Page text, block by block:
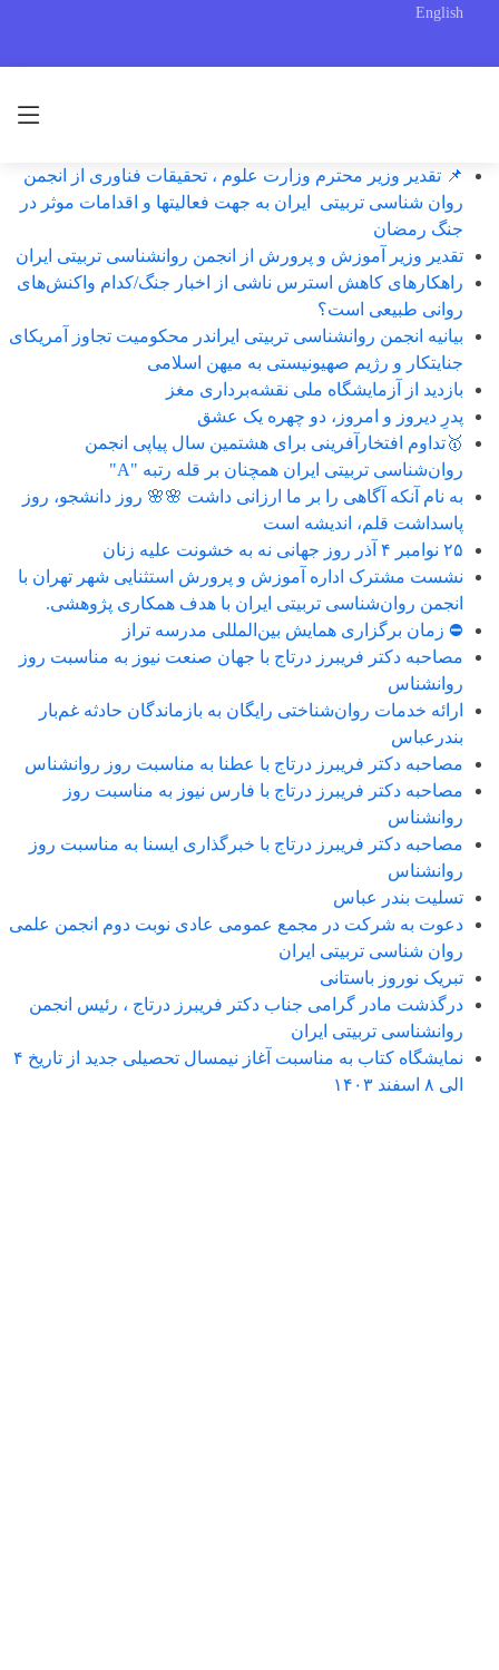
English
📌 تقدیر وزیر محترم وزارت علوم ، تحقیقات فناوری از انجمن
روان شناسی تربیتی ایران به جهت فعالیتها و اقدامات موثر در
جنگ رمضان
تقدیر وزیر آموزش و پرورش از انجمن روانشناسی تربیتی ایران
راهکارهای کاهش استرس ناشی از اخبار جنگ/کدام واکنش‌های
روانی طبیعی است؟
بیانیه انجمن روانشناسی تربیتی ایراندر محکومیت تجاوز آمریکای
جنایتکار و رژیم صهیونیستی به میهن اسلامی
بازدید از آزمایشگاه ملی نقشه‌برداری مغز
پدرِ دیروز و امروز، دو چهره یک عشق
🥇تداوم افتخارآفرینی برای هشتمین سال پیاپی انجمن
روان‌شناسی تربیتی ایران همچنان بر قله رتبه "A"
به نام آنکه آگاهی را بر ما ارزانی داشت 🌸🌸 روز دانشجو، روز
پاسداشت قلم، اندیشه است
۲۵ نوامبر ۴ آذر روز جهانی نه به خشونت علیه زنان
نشست مشترک اداره آموزش و پرورش استثنایی شهر تهران با
انجمن روان‌شناسی تربیتی ایران با هدف همکاری پژوهشی.
⛔️ زمان برگزاری همایش بین‌المللی مدرسه تراز
مصاحبه دکتر فریبرز درتاج با جهان صنعت نیوز به مناسبت روز
روانشناس
ارائه خدمات روان‌شناختی رایگان به بازماندگان حادثه غم‌بار
بندرعباس
مصاحبه دکتر فریبرز درتاج با عطنا به مناسبت روز روانشناس
مصاحبه دکتر فریبرز درتاج با فارس نیوز به مناسبت روز
روانشناس
مصاحبه دکتر فریبرز درتاج با خبرگذاری ایسنا به مناسبت روز
روانشناس
تسلیت بندر عباس
دعوت به شرکت در مجمع عمومی عادی نوبت دوم انجمن علمی
روان شناسی تربیتی ایران
تبریک نوروز باستانی
درگذشت مادر گرامی جناب دکتر فریبرز درتاج ، رئیس انجمن
روانشناسی تربیتی ایران
نمایشگاه کتاب به مناسبت آغاز نیمسال تحصیلی جدید از تاریخ ۴
الی ۸ اسفند ۱۴۰۳